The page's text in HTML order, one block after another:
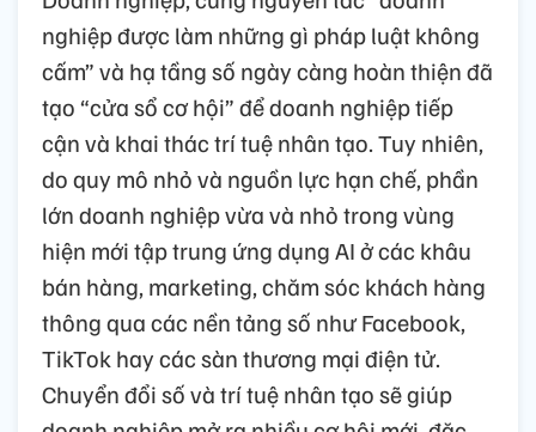
nghiệp được làm những gì pháp luật không
cấm” và hạ tầng số ngày càng hoàn thiện đã
tạo “cửa sổ cơ hội” để doanh nghiệp tiếp
cận và khai thác trí tuệ nhân tạo. Tuy nhiên,
do quy mô nhỏ và nguồn lực hạn chế, phần
lớn doanh nghiệp vừa và nhỏ trong vùng
hiện mới tập trung ứng dụng AI ở các khâu
bán hàng, marketing, chăm sóc khách hàng
thông qua các nền tảng số như Facebook,
TikTok hay các sàn thương mại điện tử.
Chuyển đổi số và trí tuệ nhân tạo sẽ giúp